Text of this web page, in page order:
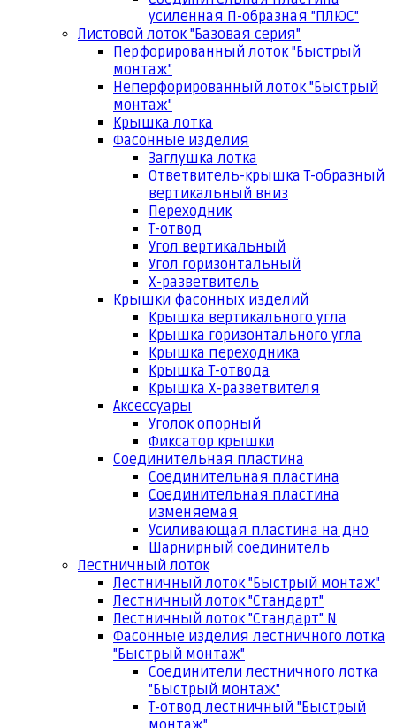
усиленная П-образная "ПЛЮС"
Листовой лоток "Базовая серия"
Перфорированный лоток "Быстрый
монтаж"
Неперфорированный лоток "Быстрый
монтаж"
Крышка лотка
Фасонные изделия
Заглушка лотка
Ответвитель-крышка Т-образный
вертикальный вниз
Переходник
Т-отвод
Угол вертикальный
Угол горизонтальный
Х-разветвитель
Крышки фасонных изделий
Крышка вертикального угла
Крышка горизонтального угла
Крышка переходника
Крышка Т-отвода
Крышка Х-разветвителя
Аксессуары
Уголок опорный
Фиксатор крышки
Соединительная пластина
Соединительная пластина
Соединительная пластина
изменяемая
Усиливающая пластина на дно
Шарнирный соединитель
Лестничный лоток
Лестничный лоток "Быстрый монтаж"
Лестничный лоток "Стандарт"
Лестничный лоток "Стандарт" N
Фасонные изделия лестничного лотка
"Быстрый монтаж"
Соединители лестничного лотка
"Быстрый монтаж"
Т-отвод лестничный "Быстрый